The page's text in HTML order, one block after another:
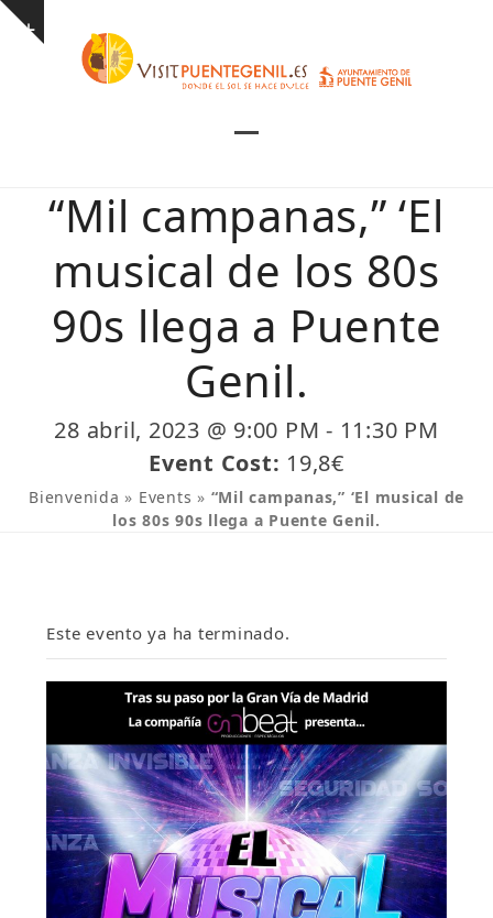
Skip
Show
menu
menu
“Mil campanas,” ‘El
musical de los 80s
90s llega a Puente
Genil.
28 abril, 2023 @ 9:00 PM - 11:30 PM
Event Cost: 19,8€
Bienvenida » Events » “Mil campanas,” ‘El musical de
los 80s 90s llega a Puente Genil.
Este evento ya ha terminado.